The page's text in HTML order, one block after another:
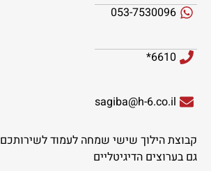
053-7530096
6610*
sagiba@h-6.co.il
קבוצת הילוך שישי שמחה לעמוד לשירותכם
גם בערוצים הדיגיטליים